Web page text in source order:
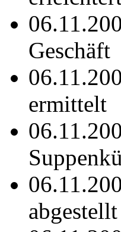
Geschäft
ermittelt
abgestellt